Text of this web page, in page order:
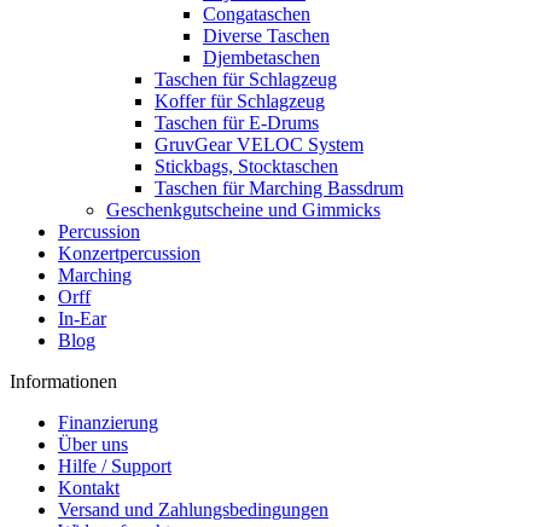
Congataschen
Diverse Taschen
Djembetaschen
Taschen für Schlagzeug
Koffer für Schlagzeug
Taschen für E-Drums
GruvGear VELOC System
Stickbags, Stocktaschen
Taschen für Marching Bassdrum
Geschenkgutscheine und Gimmicks
Percussion
Konzertpercussion
Marching
Orff
In-Ear
Blog
Informationen
Finanzierung
Über uns
Hilfe / Support
Kontakt
Versand und Zahlungsbedingungen